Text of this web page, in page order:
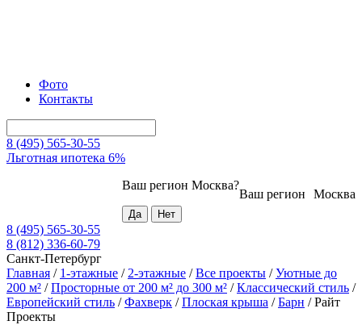
Фото
Контакты
8 (495) 565-30-55
Льготная ипотека 6%
Москва
Ваш регион
Ваш регион Москва?
8 (495) 565-30-55
8 (812) 336-60-79
Санкт-Петербург
Главная / 1-этажные / 2-этажные /Все проекты /Уютные до
200 м² /Просторные от 200 м² до 300 м² /Классический стиль /
Европейский стиль /Фахверк /Плоская крыша /Барн /Райт
Проекты